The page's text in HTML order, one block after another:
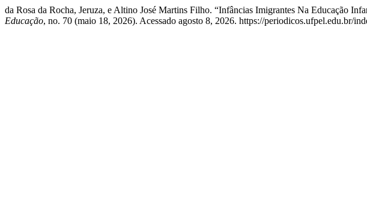
da Rosa da Rocha, Jeruza, e Altino José Martins Filho. “Infâncias Imigrantes Na Educação
Educação, no. 70 (maio 18, 2026). Acessado agosto 8, 2026. https://periodicos.ufpel.edu.br/